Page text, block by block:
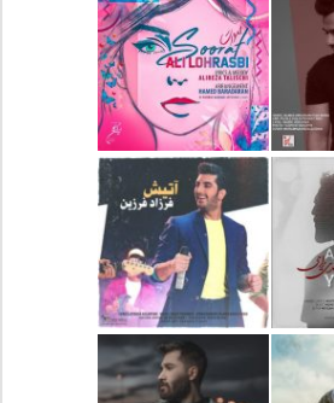
دانلود آهنگ جدید علیرضا
قربانی بنام خیال خوش
رضا
دانلود آهنگ جدید علی
لهراسبی بنام صورت
مهدی
دانلود آهنگ جدید فرزاد
فرزین بنام آتیش